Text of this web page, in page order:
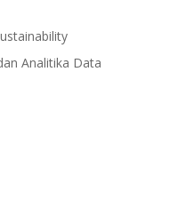
Analitika Data